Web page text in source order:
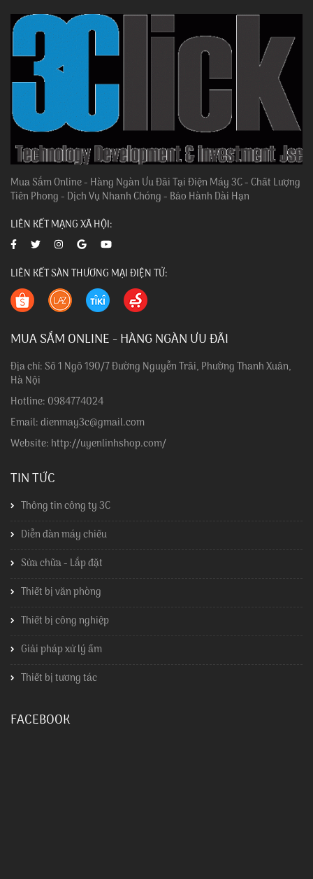
Mua Sắm Online - Hàng Ngàn Ưu Đãi Tại Điện Máy 3C - Chất Lượng
Tiên Phong - Dịch Vụ Nhanh Chóng - Bảo Hành Dài Hạn
LIÊN KẾT MẠNG XÃ HỘI:
LIÊN KẾT SÀN THƯƠNG MẠI ĐIỆN TỬ:
MUA SẮM ONLINE - HÀNG NGÀN ƯU ĐÃI
Địa chỉ: Số 1 Ngõ 190/7 Đường Nguyễn Trãi, Phường Thanh Xuân,
Hà Nội
Hotline: 0984774024
Email: dienmay3c@gmail.com
Website: http://uyenlinhshop.com/
TIN TỨC
Thông tin công ty 3C
Diễn đàn máy chiếu
Sửa chữa - Lắp đặt
Thiết bị văn phòng
Thiết bị công nghiệp
Giải pháp xử lý ẩm
Thiết bị tương tác
FACEBOOK